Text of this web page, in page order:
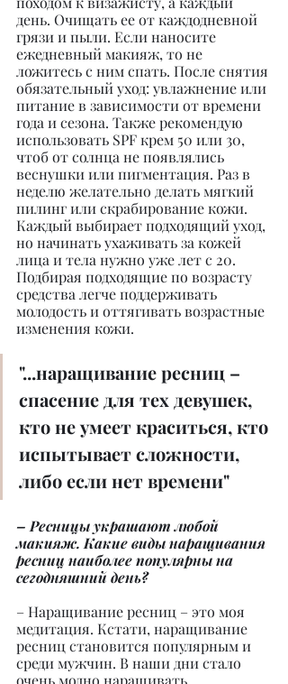
день. Очищать ее от каждодневной
грязи и пыли. Если наносите
ежедневный макияж, то не
ложитесь с ним спать. После снятия
обязательный уход: увлажнение или
питание в зависимости от времени
года и сезона. Также рекомендую
использовать SPF крем 50 или 30,
чтоб от солнца не появлялись
веснушки или пигментация. Раз в
неделю желательно делать мягкий
пилинг или скрабирование кожи.
Каждый выбирает подходящий уход,
но начинать ухаживать за кожей
лица и тела нужно уже лет с 20.
Подбирая подходящие по возрасту
средства легче поддерживать
молодость и оттягивать возрастные
изменения кожи.
"...наращивание ресниц –
спасение для тех девушек,
кто не умеет краситься, кто
испытывает сложности,
либо если нет времени"
– Ресницы украшают любой
макияж. Какие виды наращивания
ресниц наиболее популярны на
сегодняшний день?
– Наращивание ресниц – это моя
медитация. Кстати, наращивание
ресниц становится популярным и
среди мужчин. В наши дни стало
очень модно наращивать